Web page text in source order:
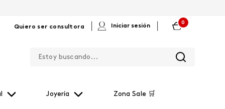
Quiero ser consultora Iniciar sesión
0
Joyería Zona Sale 🛒